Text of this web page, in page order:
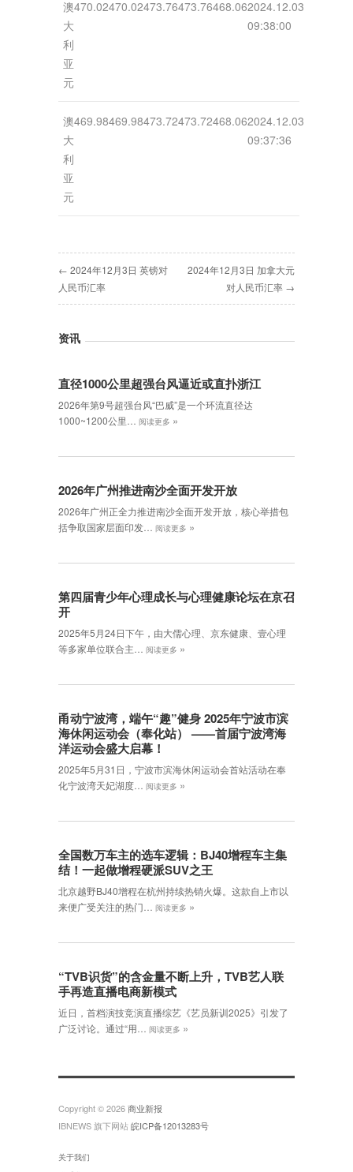
澳
大
利
亚
元
470.02470.02473.76473.76468.062024.12.03
09:38:00
澳
大
利
亚
元
469.98469.98473.72473.72468.062024.12.03
09:37:36
← 2024年12月3日 英镑对
人民币汇率
2024年12月3日 加拿大元
对人民币汇率 →
资讯
直径1000公里超强台风逼近或直扑浙江
2026年第9号超强台风“巴威”是一个环流直径达
1000~1200公里…
阅读更多 »
2026年广州推进南沙全面开发开放
2026年广州正全力推进南沙全面开发开放，核心举措包
括争取国家层面印发…
阅读更多 »
第四届青少年心理成长与心理健康论坛在京召
开
2025年5月24日下午，由大儒心理、京东健康、壹心理
等多家单位联合主…
阅读更多 »
甬动宁波湾，端午“趣”健身 2025年宁波市滨
海休闲运动会（奉化站） ——首届宁波湾海
洋运动会盛大启幕！
2025年5月31日，宁波市滨海休闲运动会首站活动在奉
化宁波湾天妃湖度…
阅读更多 »
全国数万车主的选车逻辑：BJ40增程车主集
结！一起做增程硬派SUV之王
北京越野BJ40增程在杭州持续热销火爆。这款自上市以
来便广受关注的热门…
阅读更多 »
“TVB识货”的含金量不断上升，TVB艺人联
手再造直播电商新模式
近日，首档演技竞演直播综艺《艺员新训2025》引发了
广泛讨论。通过“用…
阅读更多 »
Copyright © 2026商业新报
IBNEWS 旗下网站 皖ICP备12013283号
关于我们